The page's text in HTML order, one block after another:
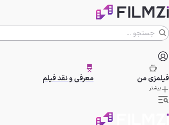
فیلمزیمن معرفی و نقد فیلم
بیشتر